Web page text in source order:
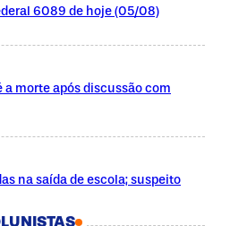
6089 de hoje (05/08)
a morte após discussão com
na saída de escola; suspeito